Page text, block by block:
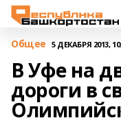
Общее 5 ДЕКАБРЯ 2013,
В Уфе на
дороги в